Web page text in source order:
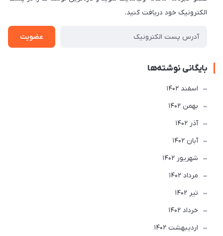
الکترونیک خود دریافت کنید.
عضویت
بایگانی نوشته‌ها
اسفند 1402
بهمن 1402
آذر 1402
آبان 1402
شهریور 1402
مرداد 1402
تير 1402
خرداد 1402
ارديبهشت 1402